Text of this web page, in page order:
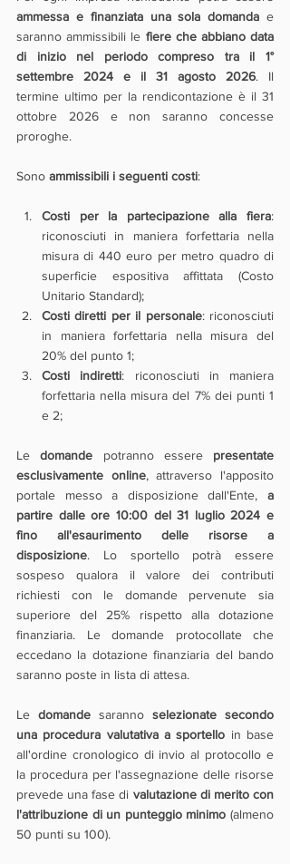
ammessa e finanziata una sola domanda e
saranno ammissibili le fiere che abbiano data
di inizio nel periodo compreso tra il 1°
settembre 2024 e il 31 agosto 2026. Il
termine ultimo per la rendicontazione è il 31
ottobre 2026 e non saranno concesse
proroghe.
Sono ammissibili i seguenti costi:
Costi per la partecipazione alla fiera:
riconosciuti in maniera forfettaria nella
misura di 440 euro per metro quadro di
superficie espositiva affittata (Costo
Unitario Standard);
Costi diretti per il personale: riconosciuti
in maniera forfettaria nella misura del
20% del punto 1;
Costi indiretti: riconosciuti in maniera
forfettaria nella misura del 7% dei punti 1
e 2;
Le domande potranno essere presentate
esclusivamente online, attraverso l'apposito
portale messo a disposizione dall'Ente, a
partire dalle ore 10:00 del 31 luglio 2024 e
fino all'esaurimento delle risorse a
disposizione. Lo sportello potrà essere
sospeso qualora il valore dei contributi
richiesti con le domande pervenute sia
superiore del 25% rispetto alla dotazione
finanziaria. Le domande protocollate che
eccedano la dotazione finanziaria del bando
saranno poste in lista di attesa.
Le domande saranno selezionate secondo
una procedura valutativa a sportello in base
all'ordine cronologico di invio al protocollo e
la procedura per l'assegnazione delle risorse
prevede una fase di valutazione di merito con
l'attribuzione di un punteggio minimo (almeno
50 punti su 100).